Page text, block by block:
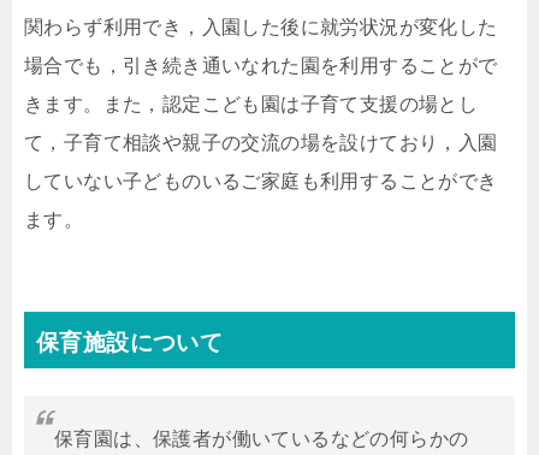
関わらず利用でき，入園した後に就労状況が変化した
場合でも，引き続き通いなれた園を利用することがで
きます。また，認定こども園は子育て支援の場とし
て，子育て相談や親子の交流の場を設けており，入園
していない子どものいるご家庭も利用することができ
ます。
保育施設について
保育園は、保護者が働いているなどの何らかの